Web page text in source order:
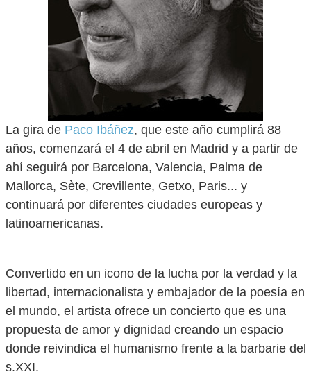
La gira de Paco Ibáñez, que este año cumplirá 88
años, comenzará el 4 de abril en Madrid y a partir de
ahí seguirá por Barcelona, Valencia, Palma de
Mallorca, Sète, Crevillente, Getxo, Paris... y
continuará por diferentes ciudades europeas y
latinoamericanas.
Convertido en un icono de la lucha por la verdad y la
libertad, internacionalista y embajador de la poesía en
el mundo, el artista ofrece un concierto que es una
propuesta de amor y dignidad creando un espacio
donde reivindica el humanismo frente a la barbarie del
s.XXI.